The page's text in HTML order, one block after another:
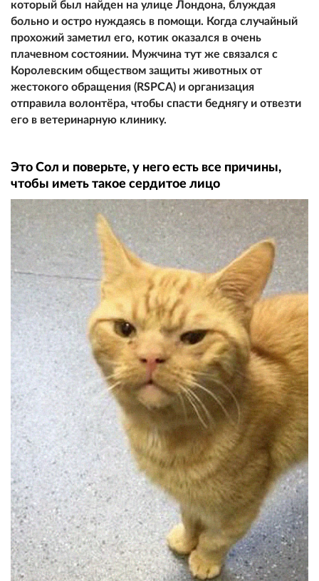
который был найден на улице Лондона, блуждая
больно и остро нуждаясь в помощи. Когда случайный
прохожий заметил его, котик оказался в очень
плачевном состоянии. Мужчина тут же связался с
Королевским обществом защиты животных от
жестокого обращения (RSPCA) и организация
отправила волонтёра, чтобы спасти беднягу и отвезти
его в ветеринарную клинику.
Это Сол и поверьте, у него есть все причины,
чтобы иметь такое сердитое лицо